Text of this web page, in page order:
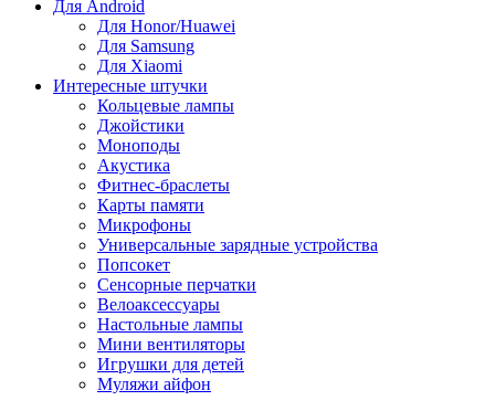
Для Android
Для Honor/Huawei
Для Samsung
Для Xiaomi
Интересные штучки
Кольцевые лампы
Джойстики
Моноподы
Акустика
Фитнес-браслеты
Карты памяти
Микрофоны
Универсальные зарядные устройства
Попсокет
Сенсорные перчатки
Велоаксессуары
Настольные лампы
Мини вентиляторы
Игрушки для детей
Муляжи айфон